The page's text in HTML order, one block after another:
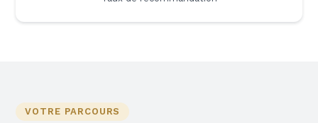
VOTRE PARCOURS